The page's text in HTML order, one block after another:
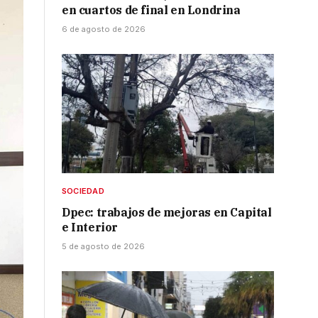
en cuartos de final en Londrina
6 de agosto de 2026
SOCIEDAD
Dpec: trabajos de mejoras en Capital
e Interior
5 de agosto de 2026